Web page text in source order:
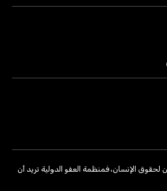
الإنسان، فمنظمة العفو الدولية تريد أن